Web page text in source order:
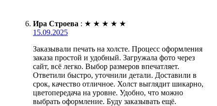
Ира Строева : ★ ★ ★ ★ ★
15.09.2025
Заказывали печать на холсте. Процесс оформления
заказа простой и удобный. Загружала фото через
сайт, всё легко. Выбор размеров впечатляет.
Ответили быстро, уточнили детали. Доставили в
срок, качество отличное. Холст выглядит шикарно,
цветопередача на уровне. Удобно, что можно
выбрать оформление. Буду заказывать ещё.